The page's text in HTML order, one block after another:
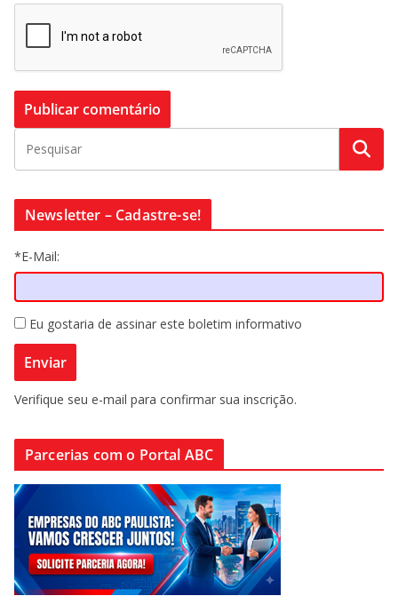
Newsletter – Cadastre-se!
*E-Mail:
Eu gostaria de assinar este boletim informativo
Verifique seu e-mail para confirmar sua inscrição.
Parcerias com o Portal ABC